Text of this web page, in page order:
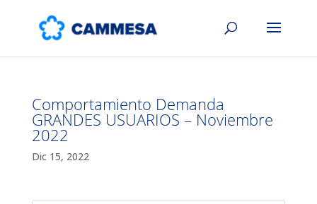
Comportamiento Demanda
GRANDES USUARIOS – Noviembre
2022
Dic 15, 2022